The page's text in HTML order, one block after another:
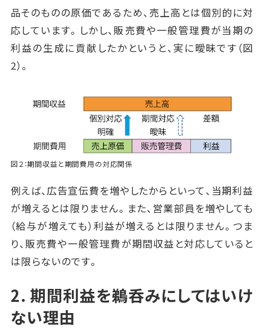
品そのものの原価であるため、売上高とは個別的に対
応しています。しかし、販売費や一般管理費が当期の
利益の生成に貢献したかというと、実に曖昧です（図
2）。
図２：期間収益と期間費用の対応関係
例えば、広告宣伝費を増やしたからといって、当期利益
が増えるとは限りません。また、営業部員を増やしても
（給与が増えても）利益が増えるとは限りません。つま
り、販売費や一般管理費が期間収益と対応していると
は限らないのです。
2. 期間利益を鵜呑みにしてはいけ
ない理由